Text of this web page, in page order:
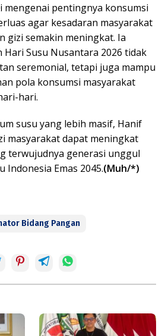
mengenai pentingnya konsumsi
agar kesadaran masyarakat
gizi semakin meningkat. Ia
Susu Nusantara 2026 tidak
seremonial, tetapi juga mampu
pola konsumsi masyarakat
hari.
susu yang lebih masif, Hanif
masyarakat dapat meningkat
terwujudnya generasi unggul
Emas 2045.(Muh/*)
Bidang Pangan